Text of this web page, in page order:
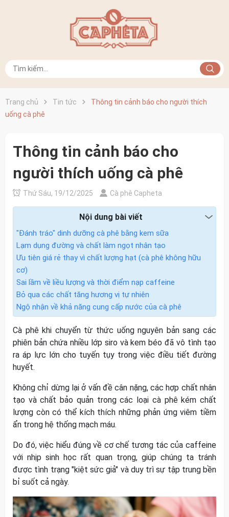
Trang chủ Tin tức
Thông tin cảnh báo cho người thích
uống cà phê
Thông tin cảnh báo cho
người thích uống cà phê
Thứ Sáu, 19/12/2025 Cà phê Capheta
Nội dung bài viết
"Đánh tráo" dinh dưỡng cà phê bằng kem sữa
Lạm dụng đường và chất làm ngọt nhân tạo
Ưu tiên giá rẻ thay vì chất lượng hạt (cà phê không hữu
cơ)
Sai lầm về liều lượng và thời điểm nạp caffeine
Bỏ qua các chất tăng hương vị tự nhiên
Ngộ nhận về khả năng cung cấp nước của cà phê
Cà phê khi chuyển từ thức uống nguyên bản sang các
phiên bản chứa nhiều lớp siro và kem béo đã vô tình tạo
ra áp lực lớn cho tuyến tụy trong việc điều tiết đường
huyết.
Không chỉ dừng lại ở vấn đề cân nặng, các hợp chất nhân
tạo và chất bảo quản trong các loại cà phê kém chất
lượng còn có thể kích thích những phản ứng viêm tiềm
ẩn trong hệ thống mạch máu.
Do đó, việc hiểu đúng về cơ chế tương tác của caffeine
với nhịp sinh học rất quan trọng, giúp chúng ta tránh
được tình trạng "kiệt sức giả" và duy trì sự tập trung bền
bỉ suốt cả ngày.